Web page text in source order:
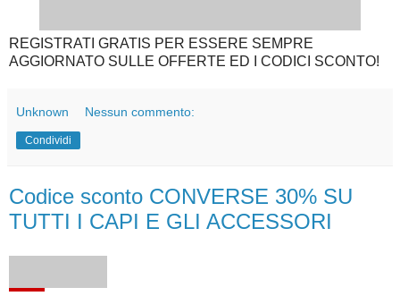
REGISTRATI GRATIS PER ESSERE SEMPRE
AGGIORNATO SULLE OFFERTE ED I CODICI SCONTO!
Unknown Nessun commento:
Condividi
Codice sconto CONVERSE 30% SU
TUTTI I CAPI E GLI ACCESSORI